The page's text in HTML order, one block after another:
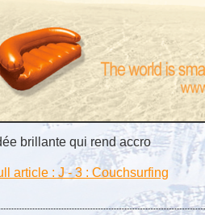
brillante qui rend accro
article : J - 3 : Couchsurfing